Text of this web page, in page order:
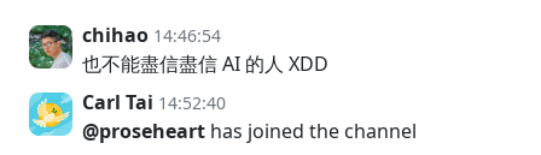
chihao 14:46:54
也不能盡信盡信 AI 的人 XDD
Carl Tai 14:52:40
@proseheart has joined the channel